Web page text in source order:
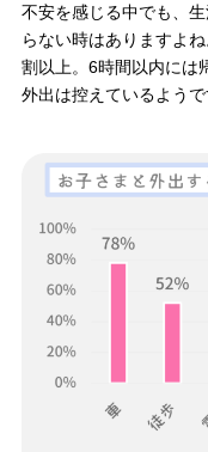
不安を感じる中でも、
らない時はありますよ
割以上。6時間以内には
外出は控えているようで